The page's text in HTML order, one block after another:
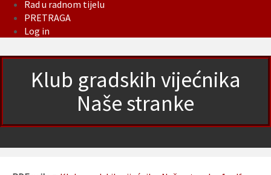
Rad u radnom tijelu
PRETRAGA
Log in
Klub gradskih vijećnika
Naše stranke